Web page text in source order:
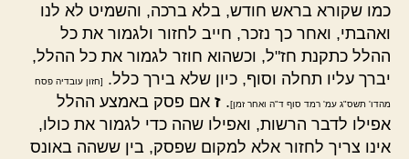
כמו שקורא בראש חודש, בלא ברכה, והשמיט לא לנו
ואהבתי, ואחר כך נזכר, חייב לחזור ולגמור את כל
ההלל כתקנת חז"ל, וכשהוא חוזר לגמור את כל ההלל,
יברך עליו תחלה וסוף, כיון שלא בירך כלל.
[חזון עובדיה פסח
מהדו' תשס"ג עמ' רמד סוף ד"ה ואחר זמן]. ז אם פסק באמצע ההלל
אפילו לדבר הרשות, ואפילו שהה כדי לגמור את כולו,
אינו צריך לחזור אלא למקום שפסק, בין ששהה באונס